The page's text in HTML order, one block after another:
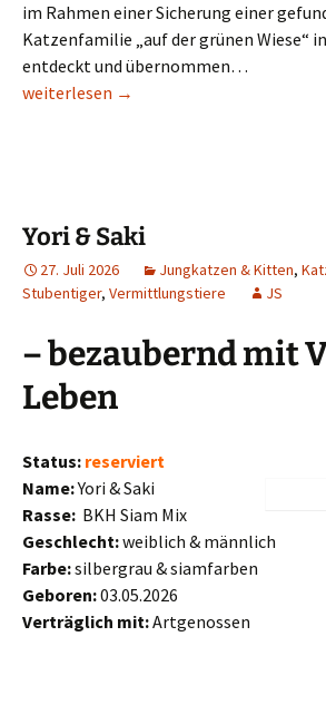
im Rahmen einer Sicherung einer
Katzenfamilie „auf der grünen Wiese“
entdeckt und übernommen…
Hajo
weiterlesen →
Yori & Saki
27. Juli 2026 Jungkatzen & Kitten,
Stubentiger, Vermittlungstiere JS
– bezaubernd mit
Leben
Status: reserviert
Name:Yori & Saki
Rasse: BKH Siam Mix
Geschlecht:weiblich & männlich
Farbe:silbergrau & siamfarben
Geboren:03.05.2026
Verträglich mit:Artgenossen